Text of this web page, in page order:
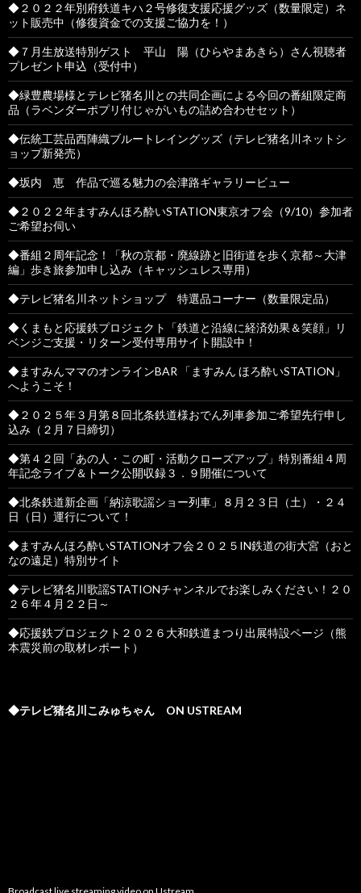
◆２０２２年別府鉄道キハ２号修復支援応援グッズ（数量限定）ネ
ット販売中（修復資金での支援ご協力を！）
◆７月生放送特別ゲスト 平山 陽（ひらやまあきら）さん視聴者
プレゼント申込（受付中）
◆緑豊農場様とテレビ猪名川との共同企画による今回の番組限定商
品（ラベンダーポプリ付じゃがいもの詰め合わせセット）
◆伝統工芸品西陣織ブルートレイングッズ（テレビ猪名川ネットシ
ョップ新発売）
◆坂内 恵 作品で巡る魅力の会津路ギャラリービュー
◆２０２２年ますみんほろ酔いSTATION東京オフ会（9/10）参加者
ご希望お伺い
◆番組２周年記念！「秋の京都・廃線跡と旧街道を歩く京都～大津
編」歩き旅参加申し込み（キャッシュレス専用）
◆テレビ猪名川ネットショップ 特選品コーナー（数量限定品）
◆くまもと応援鉄プロジェクト「鉄道と沿線に経済効果＆笑顔」リ
ベンジご支援・リターン受付専用サイト開設中！
◆ますみんママのオンラインBAR 「ますみん ほろ酔いSTATION」
へようこそ！
◆２０２５年３月第８回北条鉄道様おでん列車参加ご希望先行申し
込み（２月７日締切）
◆第４２回「あの人・この町・活動クローズアップ」特別番組４周
年記念ライブ＆トーク公開収録３．９開催について
◆北条鉄道新企画「納涼歌謡ショー列車」８月２３日（土）・２４
日（日）運行について！
◆ますみんほろ酔いSTATIONオフ会２０２５IN鉄道の街大宮（おと
なの遠足）特別サイト
◆テレビ猪名川歌謡STATIONチャンネルでお楽しみください！２０
２６年４月２２日～
◆応援鉄プロジェクト２０２６大和鉄道まつり出展特設ページ（熊
本震災前の取材レポート）
◆テレビ猪名川こみゅちゃん ON USTREAM